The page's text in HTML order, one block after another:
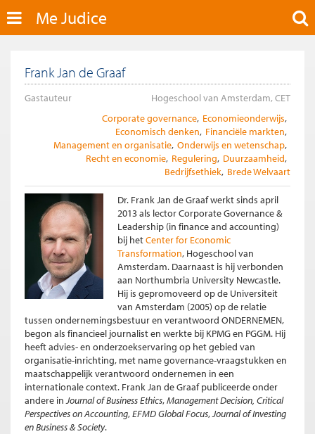
Me Judice
Frank Jan de Graaf
Gastauteur
Hogeschool van Amsterdam, CET
Corporate governance Economieonderwijs
Economisch denken Financiële markten
Management en organisatie Onderwijs en wetenschap
Recht en economie Regulering Duurzaamheid
Bedrijfsethiek Brede Welvaart
Dr. Frank Jan de Graaf werkt sinds april
2013 als lector Corporate Governance &
Leadership (in finance and accounting)
bij hetCenter for Economic
Transformation, Hogeschool van
Amsterdam. Daarnaast is hij verbonden
aan Northumbria University Newcastle.
Hij is gepromoveerd op de Universiteit
van Amsterdam (2005) op de relatie
tussen ondernemingsbestuur en verantwoord ONDERNEMEN,
begon als financieel journalist en werkte bij KPMG en PGGM. Hij
heeft advies- en onderzoekservaring op het gebied van
organisatie-inrichting, met name governance-vraagstukken en
maatschappelijk verantwoord ondernemen in een
internationale context. Frank Jan de Graaf publiceerde onder
andere inJournal of Business Ethics,Management Decision, Critical
Perspectives on Accounting,EFMD Global Focus,Journal of Investing
en Business & Society.